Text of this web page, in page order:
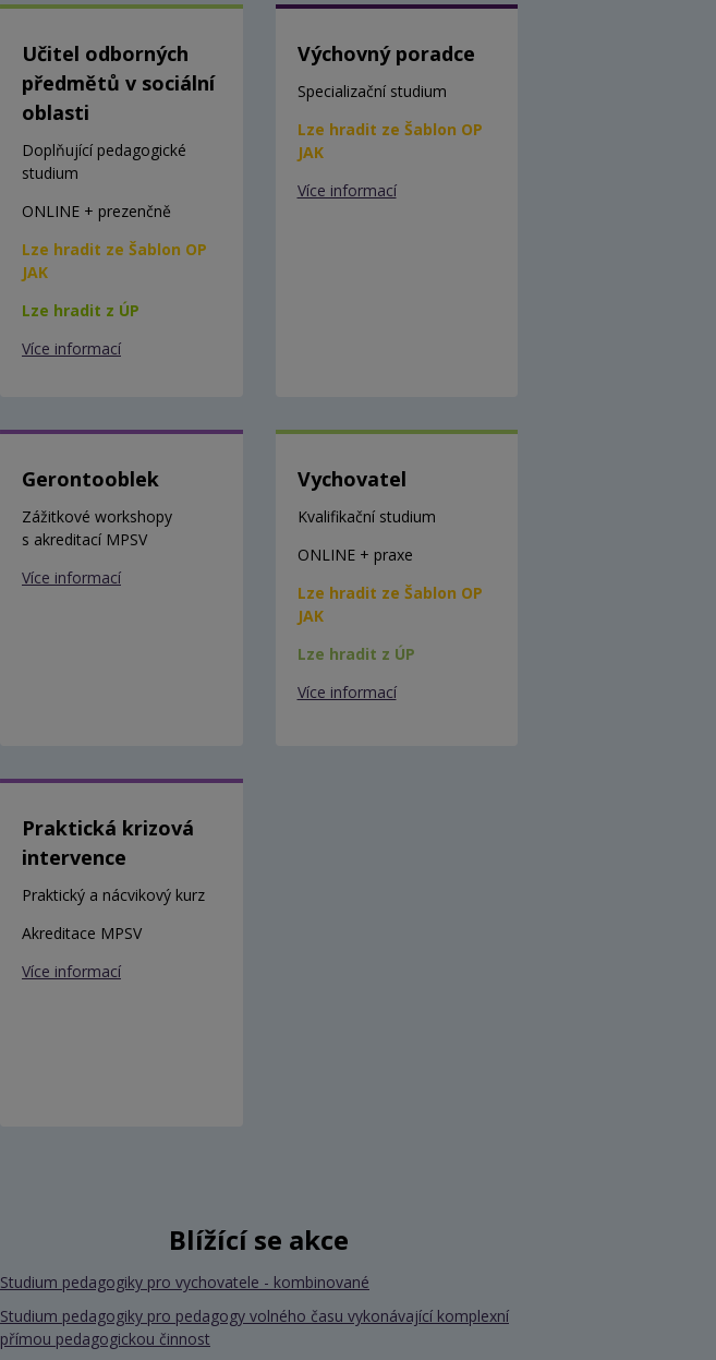
Učitel odborných
předmětů v sociální
oblasti
Doplňující pedagogické
studium
ONLINE + prezenčně
Lze hradit ze Šablon OP
JAK
Lze hradit z ÚP
Více informací
Výchovný poradce
Specializační studium
Lze hradit ze Šablon OP
JAK
Více informací
Gerontooblek
Zážitkové workshopy
s akreditací MPSV
Více informací
Vychovatel
Kvalifikační studium
ONLINE + praxe
Lze hradit ze Šablon OP
JAK
Lze hradit z ÚP
Více informací
Praktická krizová
intervence
Praktický a nácvikový kurz
Akreditace MPSV
Více informací
Blížící se akce
Studium pedagogiky pro vychovatele - kombinované
Studium pedagogiky pro pedagogy volného času vykonávající komplexní
přímou pedagogickou činnost